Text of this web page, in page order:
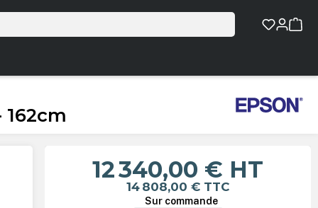
12 340,00 € HT
14 808,00 € TTC
Sur commande